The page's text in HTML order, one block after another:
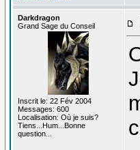
Darkdragon
Grand Sage du Conseil
Inscrit le: 22 Fév 2004
Messages: 600
Localisation: Où je suis?
Tiens...Hum...Bonne
question...